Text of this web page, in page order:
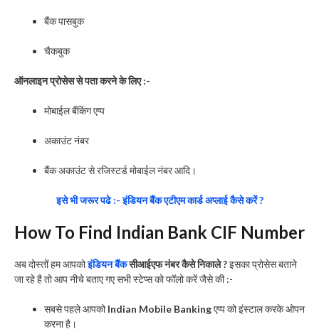
बैंक पासबुक
चैकबुक
ऑनलाइन प्रोसेस से पता करने के लिए :-
मोबाईल बैंकिंग एप्प
अकाउंट नंबर
बैंक अकाउंट से रजिस्टर्ड मोबाईल नंबर आदि।
इसे भी जरूर पढे :- इंडियन बैंक एटीएम कार्ड अप्लाई कैसे करें ?
How To Find Indian Bank CIF Number
अब दोस्तों हम आपकोइंडियन बैंकसीआईएफ नंबर कैसे निकाले ?इसका प्रोसेस बताने
जा रहे है तो आप नीचे बताए गए सभी स्टेप्स को फॉलो करें जैसे की :-
सबसे पहले आपकोIndian Mobile Bankingएप्प को इंस्टाल करके ओपन
करना है।